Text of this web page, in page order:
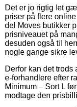
Det er jo rigtig let
priser på flere
del Moves butikker
prisniveauet på
desuden også til
nogle gange sikre
Derfor kan det
e-forhandlere efter
Minimum – Sort L
modtage den